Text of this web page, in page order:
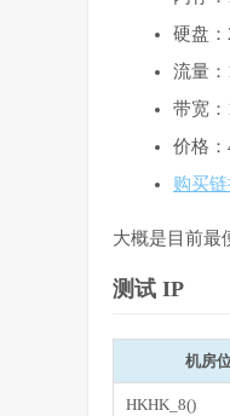
硬盘：
流量
带宽：
价格
购买
大概是目前最
测试 IP
机房
HKHK_8()